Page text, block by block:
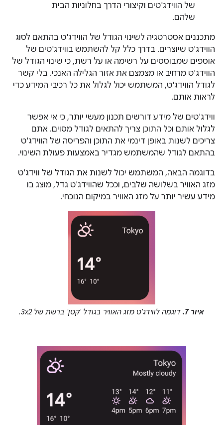
של הווידג'טים וקיצורי הדרך בחלוניות הבית
שלהם.
מתכננים אסטרטגיה לשינוי הגודל של הווידג'ט בהתאם לסוג
הווידג'ט שיוצרים. בדרך כלל קל להשתמש בווידג'טים של
אוספים שמבוססים על רשימה או על רשת, כי שינוי הגודל של
הווידג'ט מרחיב או מצמצם את אזור הגלילה האנכי. בלי קשר
לגודל הווידג'ט, המשתמש יכול לגלול את כל רכיבי המידע כדי
לראות אותם.
ווידג'טים של מידע דורשים תכנון מעשי יותר, כי אי אפשר
לגלול אותם וכל התוכן צריך להתאים לגודל מסוים. אתם
צריכים לשנות באופן דינמי את התוכן והפריסה של הווידג'ט
בהתאם לגודל שהמשתמש מגדיר באמצעות פעולת השינוי.
בדוגמה הבאה, המשתמש יכול לשנות את הגודל של ווידג'ט
מזג האוויר בשלושה שלבים, וככל שהווידג'ט גדל, מוצג בו
מידע עשיר יותר על מזג האוויר במיקום הנוכחי.
איור 7. דוגמה לווידג'ט מזג האוויר בגודל 'קטן' ברשת של 3x2.